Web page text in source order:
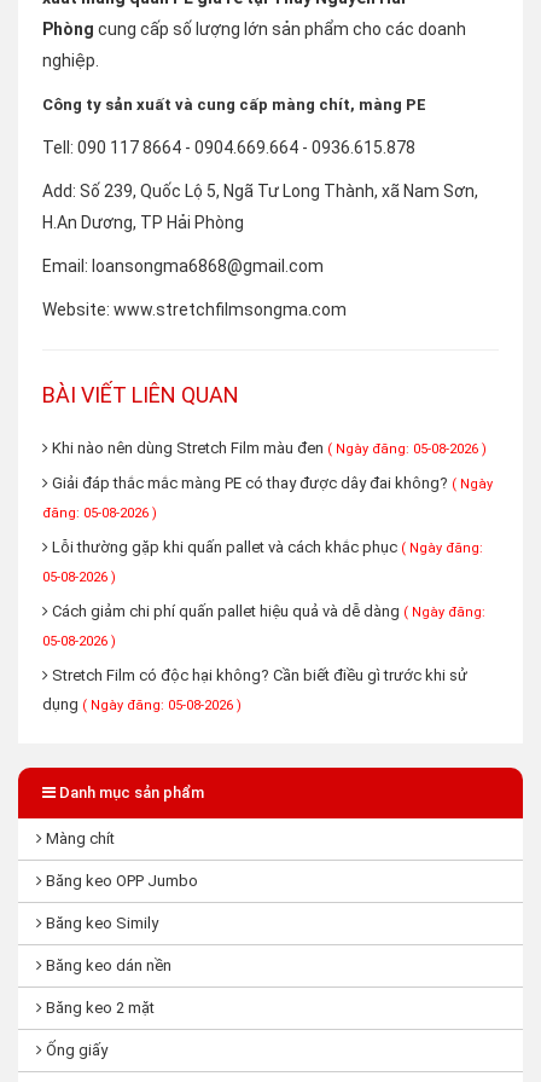
Phòng cung cấp số lượng lớn sản phẩm cho các doanh
nghiệp.
Công ty sản xuất và cung cấp màng chít, màng PE
Tell: 090 117 8664 - 0904.669.664 - 0936.615.878
Add: Số 239, Quốc Lộ 5, Ngã Tư Long Thành, xã Nam Sơn,
H.An Dương, TP Hải Phòng
Email: loansongma6868@gmail.com
Website: www.stretchfilmsongma.com
BÀI VIẾT LIÊN QUAN
Khi nào nên dùng Stretch Film màu đen ( Ngày đăng: 05-08-2026 )
Giải đáp thắc mắc màng PE có thay được dây đai không? ( Ngày
đăng: 05-08-2026 )
Lỗi thường gặp khi quấn pallet và cách khắc phục ( Ngày đăng:
05-08-2026 )
Cách giảm chi phí quấn pallet hiệu quả và dễ dàng ( Ngày đăng:
05-08-2026 )
Stretch Film có độc hại không? Cần biết điều gì trước khi sử
dụng ( Ngày đăng: 05-08-2026 )
Danh mục sản phẩm
Màng chít
Băng keo OPP Jumbo
Băng keo Simily
Băng keo dán nền
Băng keo 2 mặt
Ống giấy